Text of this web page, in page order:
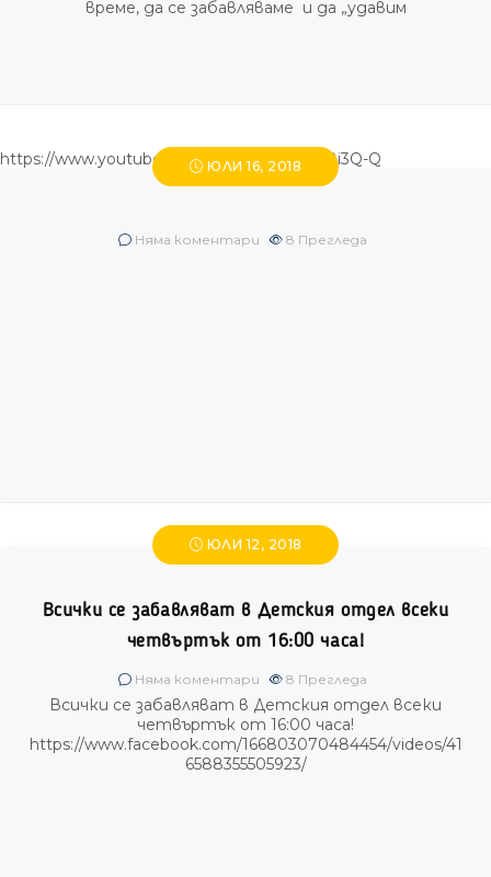
време, да се забавляваме и да „удавим
https://www.youtube.com/watch?v=eBIcB8i3Q-Q
ЮЛИ 16, 2018
Няма коментари 8 Прегледа
ЮЛИ 12, 2018
Всички се забавляват в Детския отдел всеки
четвъртък от 16:00 часа!
Няма коментари 8 Прегледа
Всички се забавляват в Детския отдел всеки
четвъртък от 16:00 часа!
https://www.facebook.com/166803070484454/videos/41
6588355505923/